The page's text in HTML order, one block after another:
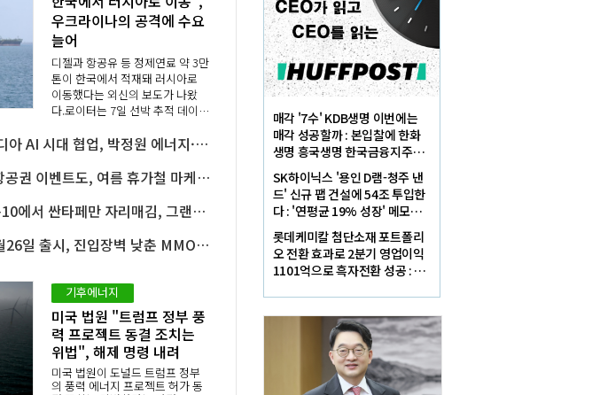
우크라이나의 공격에 수요
늘어
디젤과 항공유 등 정제연료 약 3만
톤이 한국에서 적재돼 러시아로
이동했다는 외신의 보도가 나왔
다.로이터는 7일 선박 추적 데이터
한국에서 러시아로 약 3만 톤의 정
제연료가 운송됐다고 보도했다.울
산 컨테이너항의 ..
[AI 뭉쳐야 산다⑩] 두산그룹과 엔비디아 AI 시대 협업, 박정원 에너지·로보틱스·반도체 소재 아우르다
은행권 최고금리 7.3% 여행적금에 항공권 이벤트도, 여름 휴가철 마케팅 경쟁 '활활'
현대차 올해 SUV 국내 베스트셀러 톱10에서 싼타페만 자리매김, 그랜저·아반떼 '세단 쌍끌이'로 내수 방어
[현장] 컴투스 '제우스: 오만의 신' 8월26일 출시, 진입장벽 낮춘 MMORPG 내걸어
기후에너지
미국 법원 "트럼프 정부 풍
력 프로젝트 동결 조치는
위법", 해제 명령 내려
미국 법원이 도널드 트럼프 정부
의 풍력 에너지 프로젝트 허가 동
매각 '7수' KDB생명 이번에는
매각 성공할까 : 본입찰에 한화
생명 흥국생명 한국금융지주가
최종 인수제안서 냈다
SK하이닉스 '용인 D램-청주 낸
드' 신규 팹 건설에 54조 투입한
다 : '연평균 19% 성장' 메모리
수요 대응해 AI 인프라 시장 핵
심플레이어로
롯데케미칼 첨단소재 포트폴리
오 전환 효과로 2분기 영업이익
1101억으로 흑자전환 성공 : 대